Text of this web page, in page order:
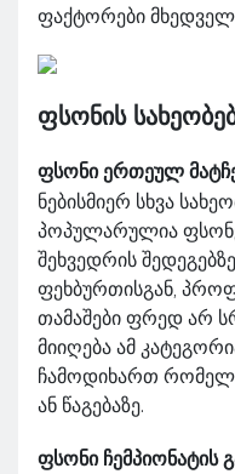
ფაქტორები
ფსონის
ფსონი ერთეულ
ნებისმიერ სხვა
პოპულარულია
შეხვედრის
ფეხბურთისგან,
თამაშები ფრედ არ
მიიღება ამ
ჩამოდიხართ
ან წაგებაზე.
ფსონი ჩემპიონატის